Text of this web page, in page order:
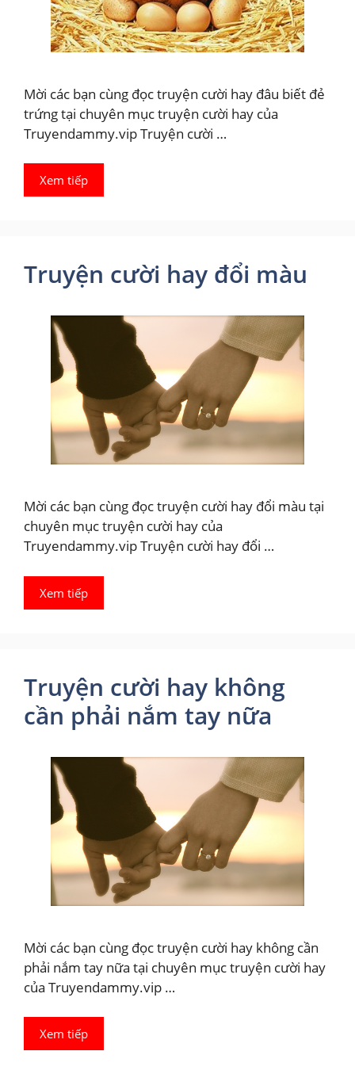
Mời các bạn cùng đọc truyện cười hay đâu biết đẻ
trứng tại chuyên mục truyện cười hay của
Truyendammy.vip Truyện cười …
Xem tiếp
Truyện cười hay đổi màu
Mời các bạn cùng đọc truyện cười hay đổi màu tại
chuyên mục truyện cười hay của
Truyendammy.vip Truyện cười hay đổi …
Xem tiếp
Truyện cười hay không
cần phải nắm tay nữa
Mời các bạn cùng đọc truyện cười hay không cần
phải nắm tay nữa tại chuyên mục truyện cười hay
của Truyendammy.vip …
Xem tiếp